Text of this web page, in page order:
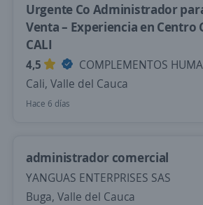
Urgente Co Administrador
Venta – Experiencia en Centro
CALI
4,5
COMPLEMENTOS
Cali, Valle del Cauca
Hace 6 días
administrador comercial
YANGUAS ENTERPRISES SAS
Buga, Valle del Cauca